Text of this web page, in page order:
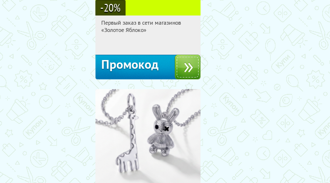
-20%
17:21:03
Получи первым!
Первый заказ в сети магазинов
«Золотое Яблоко»
Промокод